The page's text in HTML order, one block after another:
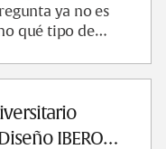
ya no es
qué tipo de
IBERO